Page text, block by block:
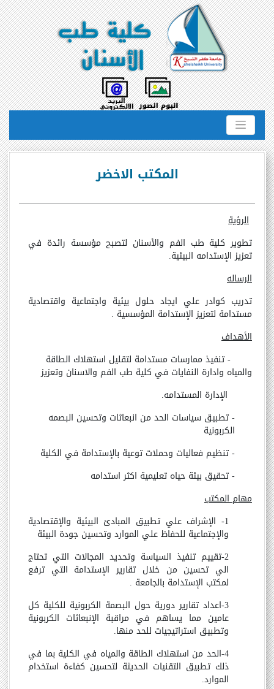
المكتب الاخضر
الرؤية
تطوير كلية طب الفم والأسنان لتصبح مؤسسة رائدة في
تعزيز الإستدامه البيئية.
الرساله
تدريب كوادر علي ايجاد حلول بيئية واجتماعية واقتصادية
مستدامة لتعزيز الإستدامة المؤسسية .
الأهداف
- تنفيذ ممارسات مستدامة لتقليل استهلاك الطاقة
والمياه وادارة النفايات في كلية طب الفم والاسنان وتعزيز
الإدارة المستدامه.
- تطبيق سياسات الحد من انبعاثات وتحسين البصمه
الكربونية
- تنظيم فعاليات وحملات توعية بالإستدامة في الكلية
- تحقيق بيئة حياه تعليمية اكثر استدامه
مهام المكتب
1- الإشراف علي تطبيق المبادئ البيئية والإقتصادية
والإجتماعية للحفاظ علي الموارد وتحسين جودة البيئة
2-تقييم تنفيذ السياسة وتحديد المجالات التي تحتاج
الي تحسين من خلال تقارير الإستدامة التي ترفع
لمكتب الإستدامة بالجامعة .
3-اعداد تقارير دورية حول البصمة الكربونية للكلية كل
عامين مما يساهم في مراقبة الإنبعاثات الكربونية
وتطبيق استراتيجيات للحد منها.
4-الحد من استهلاك الطاقة والمياه في الكلية بما في
ذلك تطبيق التقنيات الحديثة لتحسين كفاءة استخدام
الموارد.